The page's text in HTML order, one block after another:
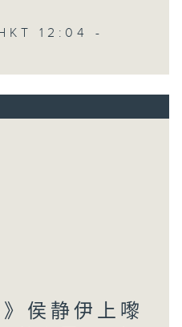
12:04 -
侯静伊上嚟